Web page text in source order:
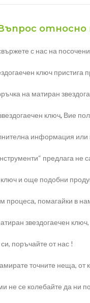
с нас на
ключ пристига
на матиран
ключ, Вие
информация или
предлага не
и още подобни
процеса, помагайки в
звездогаечен
поръчайте от нас !
точните неща,
не се колебайте да ни